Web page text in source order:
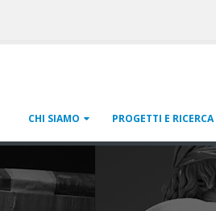
CHI SIAMO PROGETTI E RICERCA